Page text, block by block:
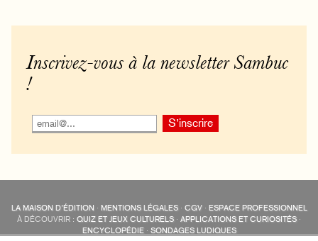
Inscrivez-vous à la newsletter Sambuc
!
LA MAISON D’ÉDITION · MENTIONS LÉGALES· CGV· ESPACE PROFESSIONNEL
À DÉCOUVRIR : QUIZ ET JEUX CULTURELS · APPLICATIONS ET CURIOSITÉS ·
ENCYCLOPÉDIE· SONDAGES LUDIQUES